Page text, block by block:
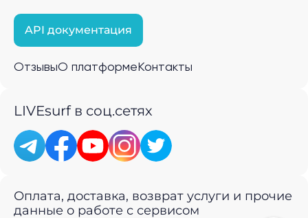
API документация
ОтзывыО платформе Контакты
LIVEsurf в соц.сетях
Оплата, доставка, возврат услуги и прочие
данные о работе с сервисом